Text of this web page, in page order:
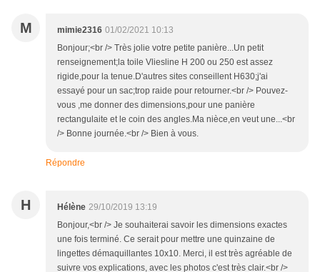
M mimie2316 01/02/2021 10:13
Bonjour;<br /> Très jolie votre petite panière...Un petit
renseignement;la toile Vliesline H 200 ou 250 est assez
rigide,pour la tenue.D'autres sites conseillent H630;j'ai
essayé pour un sac;trop raide pour retourner.<br /> Pouvez-
vous ,me donner des dimensions,pour une panière
rectangulaite et le coin des angles.Ma nièce,en veut une...<br
/> Bonne journée.<br /> Bien à vous.
Répondre
H Hélène 29/10/2019 13:19
Bonjour,<br /> Je souhaiterai savoir les dimensions exactes
une fois terminé. Ce serait pour mettre une quinzaine de
lingettes démaquillantes 10x10. Merci, il est très agréable de
suivre vos explications, avec les photos c'est très clair.<br />